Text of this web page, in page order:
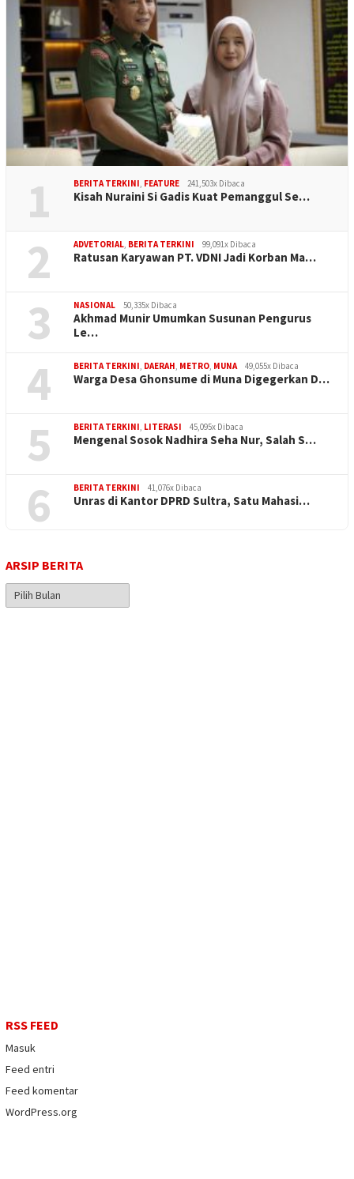
1 BERITA TERKINI, FEATURE 241,503x Dibaca
Kisah Nuraini Si Gadis Kuat Pemanggul Se…
2 ADVETORIAL, BERITA TERKINI 99,091x Dibaca
Ratusan Karyawan PT. VDNI Jadi Korban Ma…
3 NASIONAL 50,335x Dibaca
Akhmad Munir Umumkan Susunan Pengurus
Le…
4 BERITA TERKINI, DAERAH, METRO, MUNA 49,055x Dibaca
Warga Desa Ghonsume di Muna Digegerkan D…
5 BERITA TERKINI, LITERASI 45,095x Dibaca
Mengenal Sosok Nadhira Seha Nur, Salah S…
6 BERITA TERKINI 41,076x Dibaca
Unras di Kantor DPRD Sultra, Satu Mahasi…
ARSIP BERITA
Arsip
Berita
RSS FEED
Masuk
Feed entri
Feed komentar
WordPress.org